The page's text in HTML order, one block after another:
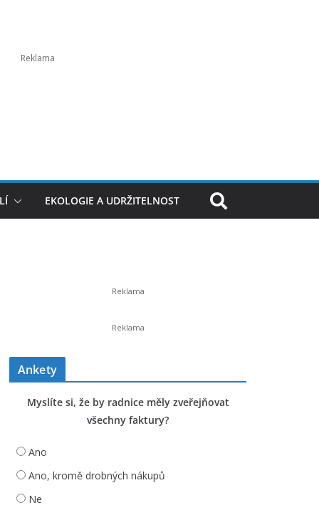
EKOLOGIE A UDRŽITELNOST
Ankety
Myslíte si, že by radnice měly zveřejňovat
všechny faktury?
Ano
Ano, kromě drobných nákupů
Ne